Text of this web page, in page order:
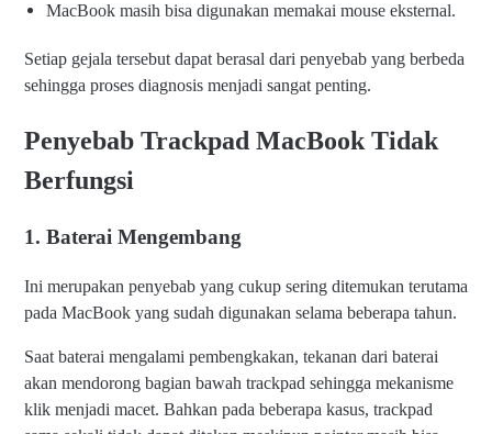
MacBook masih bisa digunakan memakai mouse eksternal.
Setiap gejala tersebut dapat berasal dari penyebab yang berbeda
sehingga proses diagnosis menjadi sangat penting.
Penyebab Trackpad MacBook Tidak
Berfungsi
1. Baterai Mengembang
Ini merupakan penyebab yang cukup sering ditemukan terutama
pada MacBook yang sudah digunakan selama beberapa tahun.
Saat baterai mengalami pembengkakan, tekanan dari baterai
akan mendorong bagian bawah trackpad sehingga mekanisme
klik menjadi macet. Bahkan pada beberapa kasus, trackpad